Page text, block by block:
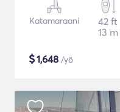
Katamaraani
42 ft
13 m
$1,648 /yö